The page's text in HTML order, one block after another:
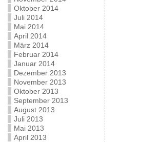
Oktober 2014
Juli 2014
Mai 2014
April 2014
März 2014
Februar 2014
Januar 2014
Dezember 2013
November 2013
Oktober 2013
September 2013
August 2013
Juli 2013
Mai 2013
April 2013